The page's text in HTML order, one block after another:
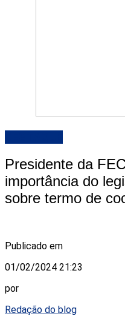
Presidente da
importância do
sobre termo de
Publicado em
01/02/2024 21:23
por
Redação do blog